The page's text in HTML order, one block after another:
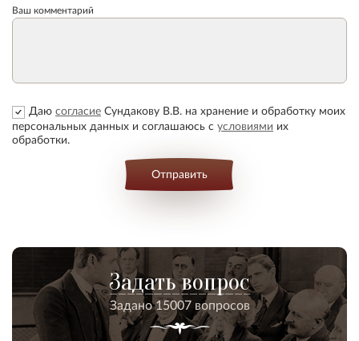
Ваш комментарий
Даю согласие Сундакову В.В. на хранение и обработку моих
персональных данных и соглашаюсь с условиями их
обработки.
Отправить
Задать вопрос
Задано 15007 вопросов